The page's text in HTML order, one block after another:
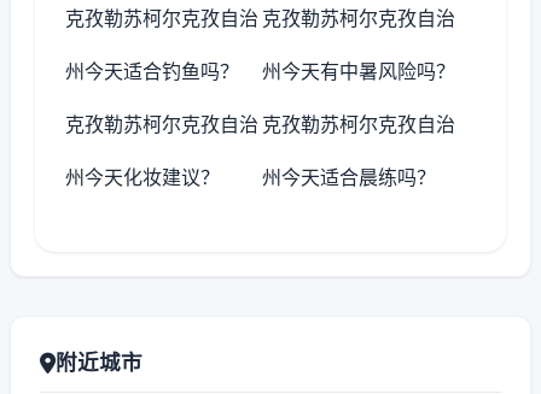
克孜勒苏柯尔克孜自治
州今天适合钓鱼吗？
克孜勒苏柯尔克孜自治
州今天有中暑风险吗？
克孜勒苏柯尔克孜自治
州今天化妆建议？
克孜勒苏柯尔克孜自治
州今天适合晨练吗？
附近城市